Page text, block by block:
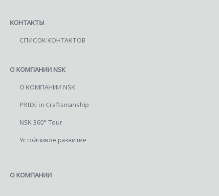
КОНТАКТЫ
СПИСОК КОНТАКТОВ
О КОМПАНИИ NSK
О КОМПАНИИ NSK
PRIDE in Craftsmanship
NSK 360° Tour
Устойчивое развитие
О КОМПАНИИ